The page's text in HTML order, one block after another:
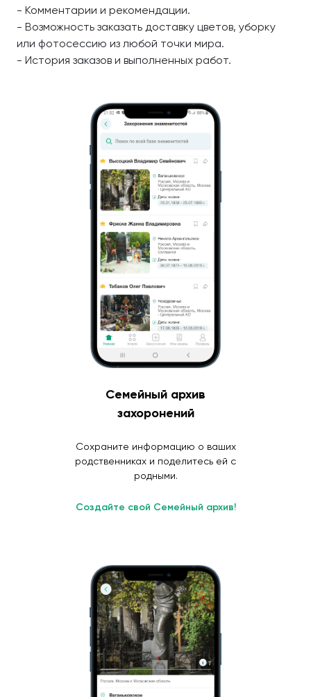
- Комментарии и рекомендации.
- Возможность заказать доставку цветов, уборку
или фотосессию из любой точки мира.
- История заказов и выполненных работ.
Семейный архив
захоронений
Сохраните информацию о ваших
родственниках и поделитесь ей с
родными.
Создайте свой Семейный архив!